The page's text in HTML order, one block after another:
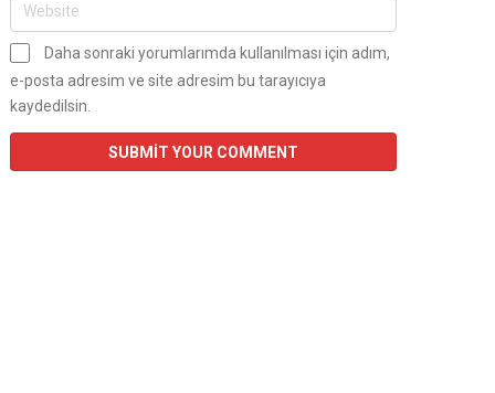
Daha sonraki yorumlarımda kullanılması için adım,
e-posta adresim ve site adresim bu tarayıcıya
kaydedilsin.